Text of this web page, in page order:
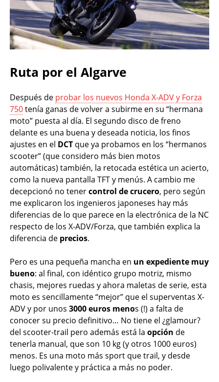
Ruta por el Algarve
Después de probar los nuevos Honda X-ADV y Forza
750tenía ganas de volver a subirme en su “hermana
moto” puesta al día. El segundo disco de freno
delante es una buena y deseada noticia, los finos
ajustes en el DCT que ya probamos en los “hermanos
scooter” (que considero más bien motos
automáticas) también, la retocada estética un acierto,
como la nueva pantalla TFT y menús. A cambio me
decepcionó no tenercontrol de crucero, pero según
me explicaron los ingenieros japoneses hay más
diferencias de lo que parece en la electrónica de la NC
respecto de los X-ADV/Forza, que también explica la
diferencia de precios.
Pero es una pequeña mancha en un expediente muy
bueno: al final, con idéntico grupo motriz, mismo
chasis, mejores ruedas y ahora maletas de serie, esta
moto es sencillamente “mejor” que el superventas X-
ADV y por unos 3000 euros menos (!) a falta de
conocer su precio definitivo… No tiene el ¿glamour?
del scooter-trail pero además está la opción de
tenerla manual, que son 10 kg (y otros 1000 euros)
menos. Es una moto más sport que trail, y desde
luego polivalente y práctica a más no poder.